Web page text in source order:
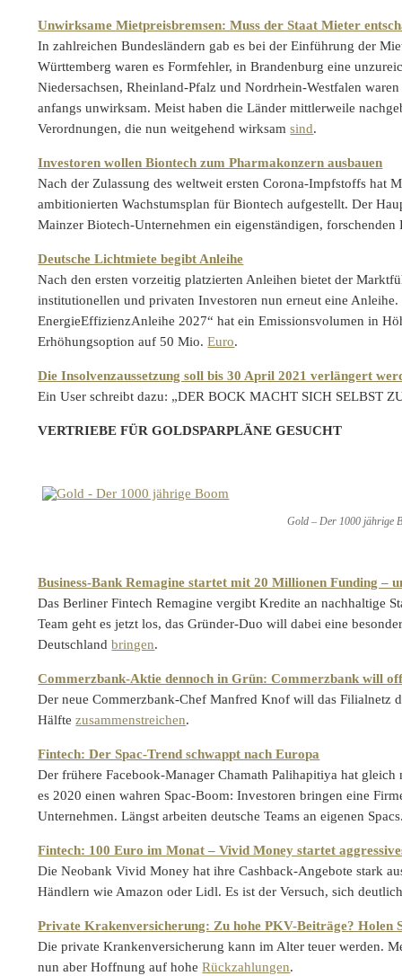
Unwirksame Mietpreisbremsen: Muss der Staat Mieter
In zahlreichen Bundesländern gab es bei der Einführung der
Württemberg waren es Formfehler, in Brandenburg eine
Niedersachsen, Rheinland-Pfalz und Nordrhein-Westfalen
anfangs unwirksam. Meist haben die Länder mittlerweile
Verordnungen, die nun weitgehend wirksamsind.
Investoren wollen Biontech zum Pharmakonzern ausbauen
Nach der Zulassung des weltweit ersten Corona-Impfstoffs hat
ambitionierten Wachstumsplan für Biontech aufgestellt. Der
Mainzer Biotech-Unternehmen ein eigenständigen, forschenden
Deutsche Lichtmiete begibt Anleihe
Nach den ersten vorzeitig platzierten Anleihen bietet der
institutionellen und privaten Investoren nun erneut eine
EnergieEffizienzAnleihe 2027“ hat ein Emissionsvolumen in
Erhöhungsoption auf 50 Mio.Euro.
Die Insolvenzaussetzung soll bis 30 April 2021 verlängert
Ein User schreibt dazu: „DER BOCK MACHT SICH SELBST
VERTRIEBE FÜR GOLDSPARPLÄNE GESUCHT
Gold – Der 1000 jährige
Business-Bank Remagine startet mit 20 Millionen Funding –
Das Berliner Fintech Remagine vergibt Kredite an nachhaltige
Team geht es jetzt los, das Gründer-Duo will dabei eine
Deutschlandbringen.
Commerzbank-Aktie dennoch in Grün: Commerzbank will
Der neue Commerzbank-Chef Manfred Knof will das Filialnetz
Hälftezusammenstreichen.
Fintech: Der Spac-Trend schwappt nach Europa
Der frühere Facebook-Manager Chamath Palihapitiya hat gleich
es 2020 einen wahren Spac-Boom: Investoren bringen eine
Unternehmen. Längst arbeiten deutsche Teams an eigenen
Fintech: 100 Euro im Monat – Vivid Money startet
Die Neobank Vivid Money hat ihre Cashback-Angebote stark
Händlern wie Amazon oder Lidl. Es ist der Versuch, sich
Private Krakenversicherung: Zu hohe PKV-Beiträge? Holen
Die private Krankenversicherung kann im Alter teuer werden.
nun aber Hoffnung auf hoheRückzahlungen.